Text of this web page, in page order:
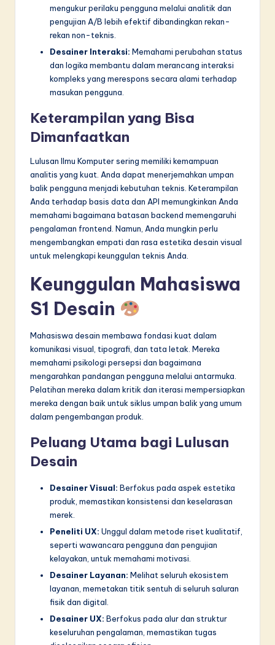
mengukur perilaku pengguna melalui analitik dan
pengujian A/B lebih efektif dibandingkan rekan-
rekan non-teknis.
Desainer Interaksi: Memahami perubahan status
dan logika membantu dalam merancang interaksi
kompleks yang merespons secara alami terhadap
masukan pengguna.
Keterampilan yang Bisa
Dimanfaatkan
Lulusan Ilmu Komputer sering memiliki kemampuan
analitis yang kuat. Anda dapat menerjemahkan umpan
balik pengguna menjadi kebutuhan teknis. Keterampilan
Anda terhadap basis data dan API memungkinkan Anda
memahami bagaimana batasan backend memengaruhi
pengalaman frontend. Namun, Anda mungkin perlu
mengembangkan empati dan rasa estetika desain visual
untuk melengkapi keunggulan teknis Anda.
Keunggulan Mahasiswa
S1 Desain
Mahasiswa desain membawa fondasi kuat dalam
komunikasi visual, tipografi, dan tata letak. Mereka
memahami psikologi persepsi dan bagaimana
mengarahkan pandangan pengguna melalui antarmuka.
Pelatihan mereka dalam kritik dan iterasi mempersiapkan
mereka dengan baik untuk siklus umpan balik yang umum
dalam pengembangan produk.
Peluang Utama bagi Lulusan
Desain
Desainer Visual: Berfokus pada aspek estetika
produk, memastikan konsistensi dan keselarasan
merek.
Peneliti UX: Unggul dalam metode riset kualitatif,
seperti wawancara pengguna dan pengujian
kelayakan, untuk memahami motivasi.
Desainer Layanan: Melihat seluruh ekosistem
layanan, memetakan titik sentuh di seluruh saluran
fisik dan digital.
Desainer UX: Berfokus pada alur dan struktur
keseluruhan pengalaman, memastikan tugas